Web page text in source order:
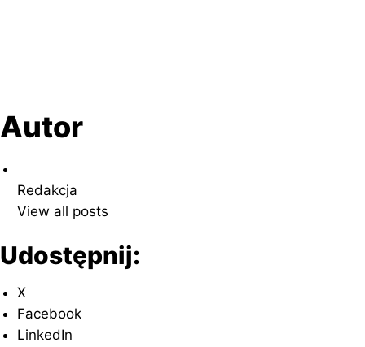
Autor
Redakcja
View all posts
Udostępnij:
X
Facebook
LinkedIn